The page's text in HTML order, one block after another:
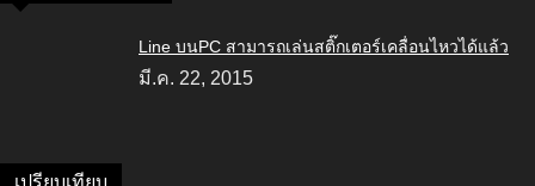
Line บนPC สามารถเล่นสติ๊กเตอร์เคลื่อนไหวได้แล้ว
มี.ค. 22, 2015